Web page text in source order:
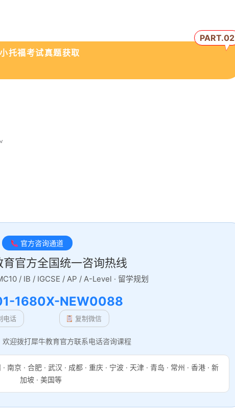
PART.02
小托福考试真题获取
官方咨询通道
育官方全国统一咨询热线
/ IB / IGCSE / AP / A-Level · 留学规划
1680
电话
X-NEW0088
复制微信
欢迎拨打犀牛教育官方联系电话咨询课程
南京 · 合肥 · 武汉 · 成都 · 重庆 · 宁波 · 天津 · 青岛 · 常州 · 香港 · 新
加坡 · 美国等